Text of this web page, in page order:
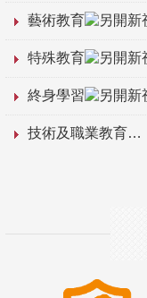
藝術教育
特殊教育
終身學習
技術及職業教育